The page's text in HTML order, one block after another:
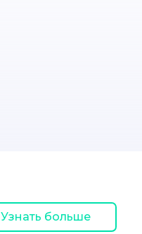
Узнать больше